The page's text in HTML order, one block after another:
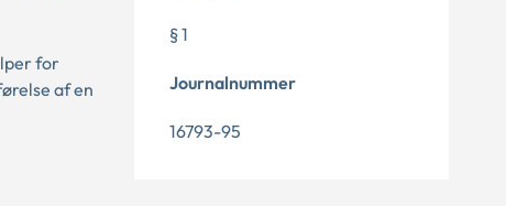
for
af en
§ 1
Journalnummer
16793-95